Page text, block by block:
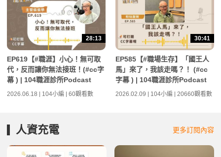
28:13
EP619【#職涯】小心！無可取
代，反而讓你無法接班！(#cc字
幕 ) | 104職涯診所Podcast
2026.06.18 | 104小編 | 60觀看數
30:41
EP585【#職場生存】「國王人
馬」來了，我該走嗎？！ (#cc
字幕 ) | 104職涯診所Podcast
2026.02.09 | 104小編 | 20660觀看數
人資充電 更多訂閱內容